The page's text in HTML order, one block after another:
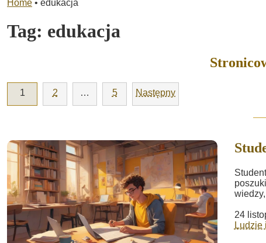
Home • edukacja
Tag: edukacja
1 2 … 5 Następny
24
Ludzie